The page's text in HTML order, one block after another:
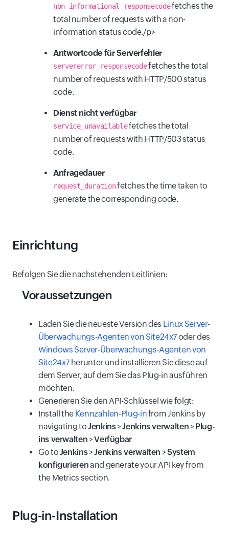
non_informational_responsecodefetches the
total number of requests with a non-
information status code./p>
Antwortcode für Serverfehler
servererror_responsecodefetches the total
number of requests with HTTP/500 status
code.
Dienst nicht verfügbar
service_unavailablefetches the total
number of requests with HTTP/503 status
code.
Anfragedauer
request_durationfetches the time taken to
generate the corresponding code.
Einrichtung
Befolgen Sie die nachstehenden Leitlinien:
Voraussetzungen
Laden Sie die neueste Version des Linux Server-
Überwachungs-Agenten von Site24x7oder des
Windows Server-Überwachungs-Agenten von
Site24x7 herunter und installieren Sie diese auf
dem Server, auf dem Sie das Plug-in ausführen
möchten.
Generieren Sie den API-Schlüssel wie folgt:
Install the Kennzahlen-Plug-infrom Jenkins by
navigating toJenkins>Jenkins verwalten > Plug-
ins verwalten >Verfügbar
Go toJenkins>Jenkins verwalten >System
konfigurierenand generate your API key from
the Metrics section.
Plug-in-Installation